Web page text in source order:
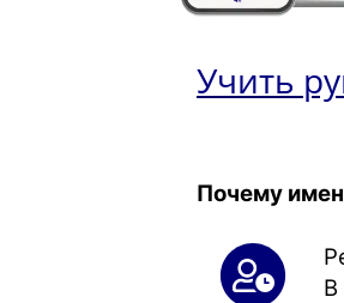
Учить
Почему
В